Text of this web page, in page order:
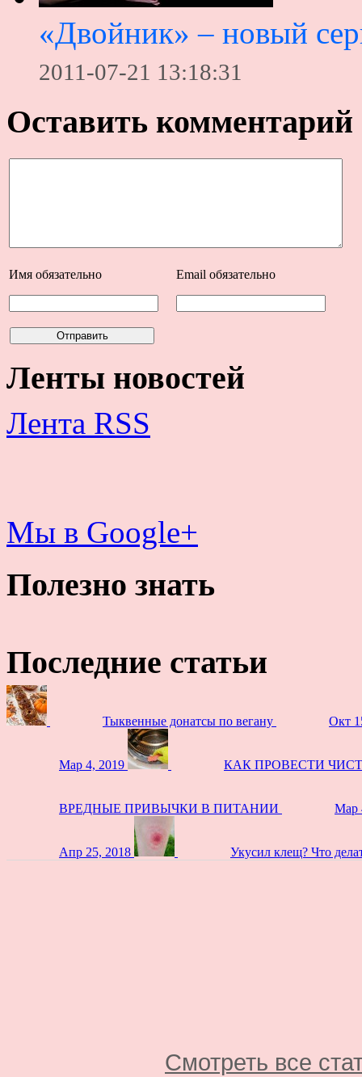
«Двойник» – новый
2011-07-21 13:18:31
Оставить комментарий
Имя обязательно Email обязательно
Ленты новостей
Лента RSS
Мы в Google+
Полезно знать
Последние статьи
Тыквенные донатсы по вегану Окт
Мар 4, 2019 КАК ПРОВЕСТИ
ВРЕДНЫЕ ПРИВЫЧКИ В ПИТАНИИ Мар
Апр 25, 2018 Укусил клещ? Что
Смотреть все